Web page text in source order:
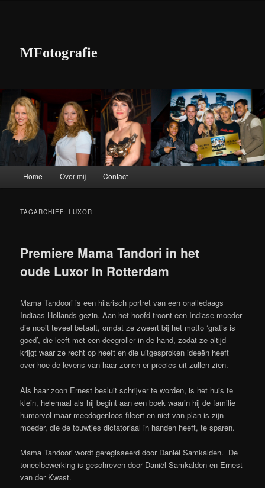
MFotografie
Spring naar de primaire inhoud
Spring naar de secundaire inhoud
Home Over mij Contact
TAGARCHIEF:LUXOR
Premiere Mama Tandori in het
oude Luxor in Rotterdam
Mama Tandoori is een hilarisch portret van een onalledaags
Indiaas-Hollands gezin. Aan het hoofd troont een Indiase moeder
die nooit teveel betaalt, omdat ze zweert bij het motto ‘gratis is
goed’, die leeft met een deegroller in de hand, zodat ze altijd
krijgt waar ze recht op heeft en die uitgesproken ideeën heeft
over hoe de levens van haar zonen er precies uit zullen zien.
Als haar zoon Ernest besluit schrijver te worden, is het huis te
klein, helemaal als hij begint aan een boek waarin hij de familie
humorvol maar meedogenloos fileert en niet van plan is zijn
moeder, die de touwtjes dictatoriaal in handen heeft, te sparen.
Mama Tandoori wordt geregisseerd door Daniël Samkalden. De
toneelbewerking is geschreven door Daniël Samkalden en Ernest
van der Kwast.